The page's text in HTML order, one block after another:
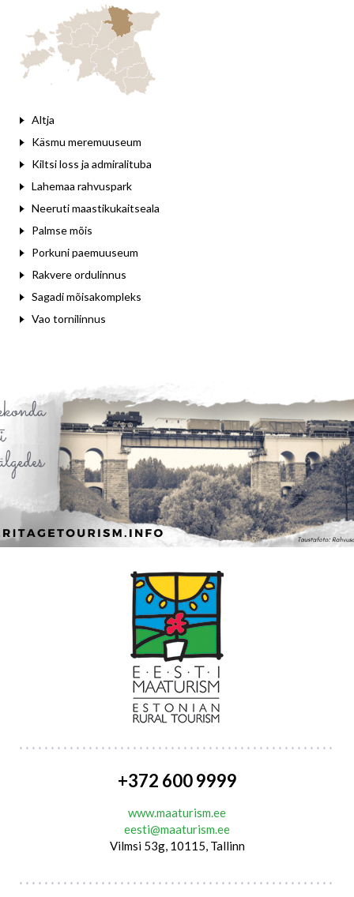
Altja
Käsmu meremuuseum
Kiltsi loss ja admiralituba
Lahemaa rahvuspark
Neeruti maastikukaitseala
Palmse mõis
Porkuni paemuuseum
Rakvere ordulinnus
Sagadi mõisakompleks
Vao tornilinnus
+372 600 9999
www.maaturism.ee
eesti@maaturism.ee
Vilmsi 53g, 10115, Tallinn